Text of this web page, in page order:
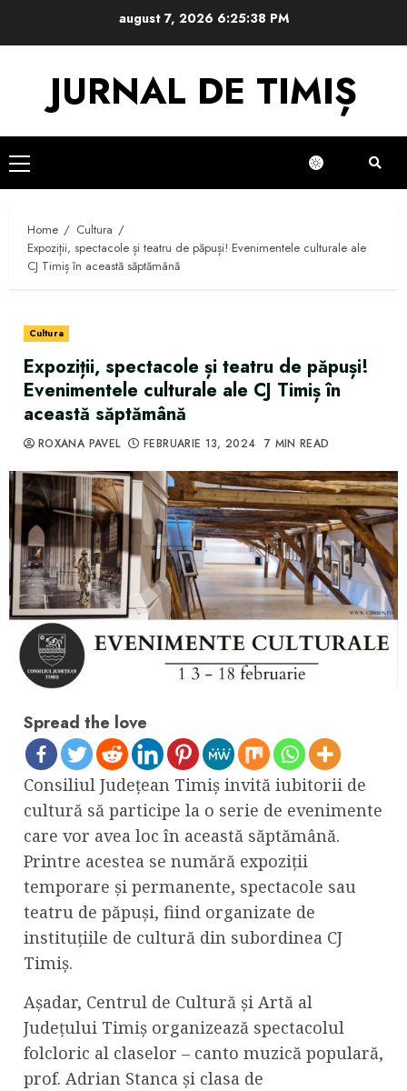
august 7, 2026 6:25:39 PM
JURNAL DE TIMIȘ
Primary
Menu
Home
Cultura
Expoziții, spectacole și teatru de păpuși! Evenimentele culturale ale
CJ Timiș în această săptămână
Cultura
Expoziții, spectacole și teatru de păpuși!
Evenimentele culturale ale CJ Timiș în
această săptămână
ROXANA PAVEL FEBRUARIE 13, 2024 7 MIN READ
Spread the love
Consiliul Județean Timiș invită iubitorii de
cultură să participe la o serie de evenimente
care vor avea loc în această săptămână.
Printre acestea se numără expoziții
temporare și permanente, spectacole sau
teatru de păpuși, fiind organizate de
instituțiile de cultură din subordinea CJ
Timiș.
Așadar, Centrul de Cultură și Artă al
Județului Timiș organizează spectacolul
folcloric al claselor – canto muzică populară,
prof. Adrian Stanca şi clasa de